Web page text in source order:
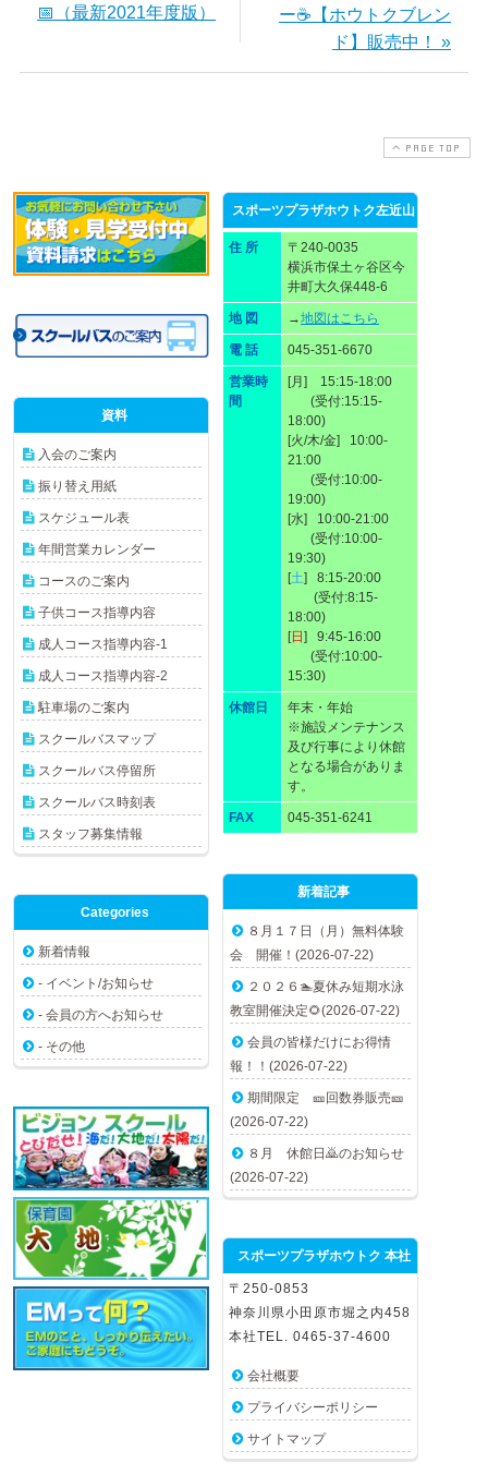
📅（最新2021年度版）
ー☕【ホウトクブレン
ド】販売中！ »
PAGE TOP
スポーツプラザホウトク左近山
住 所
〒240-0035
横浜市保土ヶ谷区今
井町大久保448-6
地 図 →地図はこちら
電 話 045-351-6670
営業時
間
[月] 15:15-18:00
(受付:15:15-
18:00)
[火/木/金] 10:00-
21:00
(受付:10:00-
19:00)
[水] 10:00-21:00
(受付:10:00-
19:30)
[土] 8:15-20:00
(受付:8:15-
18:00)
[日 ] 9:45-16:00
(受付:10:00-
15:30)
休館日
年末・年始
※施設メンテナンス
及び行事により休館
となる場合がありま
す。
FAX 045-351-6241
資料
入会のご案内
振り替え用紙
スケジュール表
年間営業カレンダー
コースのご案内
子供コース指導内容
成人コース指導内容-1
成人コース指導内容-2
駐車場のご案内
スクールバスマップ
スクールバス停留所
スクールバス時刻表
スタッフ募集情報
新着記事
８月１７日（月）無料体験
会 開催！(2026-07-22)
２０２６🏊夏休み短期水泳
教室開催決定🌻(2026-07-22)
会員の皆様だけにお得情
報！！(2026-07-22)
期間限定 🎫回数券販売🎫
(2026-07-22)
８月 休館日🙇のお知らせ
(2026-07-22)
Categories
新着情報
- イベント/お知らせ
- 会員の方へお知らせ
- その他
スポーツプラザホウトク 本社
〒250-0853
神奈川県小田原市堀之内458
本社TEL. 0465-37-4600
会社概要
プライバシーポリシー
サイトマップ